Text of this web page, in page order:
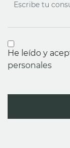
He leído y
personales